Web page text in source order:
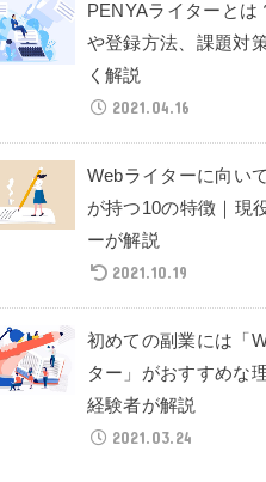
PENYAライターとは
や登録方法、課題対
く解説
2021.04.16
Webライターに向い
が持つ10の特徴｜現
ーが解説
2021.10.19
初めての副業には「
ター」がおすすめな
経験者が解説
2021.03.24